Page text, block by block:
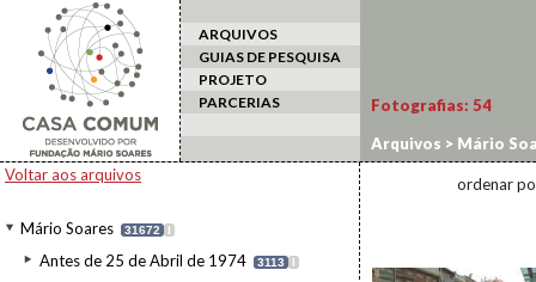
ARQUIVOS
GUIAS DE PESQUISA
PROJETO
PARCERIAS
Voltar aos arquivos
Mário Soares 31672 I
Antes de 25 de Abril de 1974 3113 I
Fotografias: 54
Arquivos > Mário
2006/MASP3>17-
ordenar